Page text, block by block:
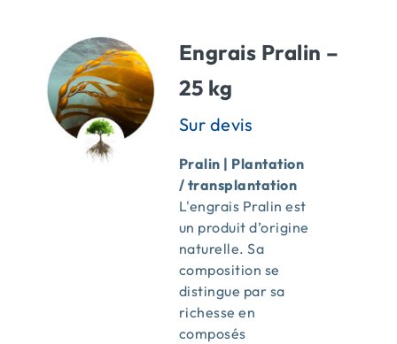
CONTACT
Engrais Pralin –
25 kg
Pralin | Plantation
/ transplantation
L'engrais Pralin est
un produit d’origine
naturelle. Sa
composition se
distingue par sa
richesse en
composés